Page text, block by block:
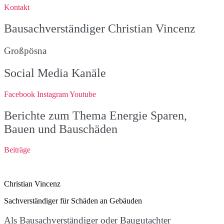
Kontakt
Bausachverständiger Christian Vincenz
Großpösna
Social Media Kanäle
Facebook InstagramYoutube
Berichte zum Thema Energie Sparen,
Bauen und Bauschäden
Beiträge
Christian Vincenz
Sachverständiger für Schäden an Gebäuden
Als Bausachverständiger oder Baugutachter